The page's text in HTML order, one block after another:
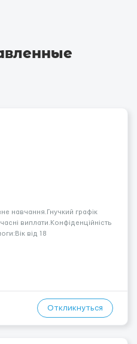
навчання.Гнучкий графік
виплати.Конфіденційність
від 18
вас зацікавила
зв’яжемося ...
Откликнуться